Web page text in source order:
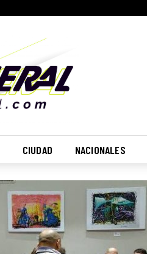
CIUDAD NACIONALES